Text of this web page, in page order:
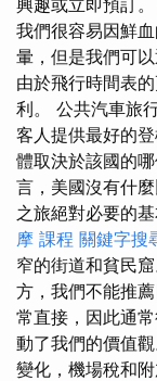
興趣或立即預訂。
我們很容易因鮮
暈，但是我們可
由於飛行時間表
利。 公共汽車旅
客人提供最好的
體取決於該國的
言，美國沒有什
之旅絕對必要的
摩 課程 關鍵字搜
窄的街道和貧民窟
方，我們不能推
常直接，因此通
動了我們的價值
變化，機場稅和